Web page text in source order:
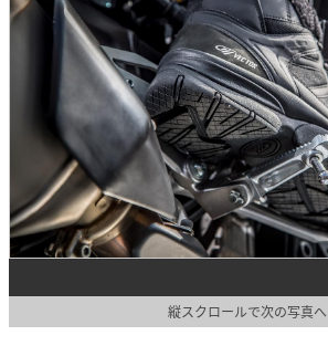
縦スクロールで次の写真へ